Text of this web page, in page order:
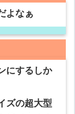
よなぁ
にするしか
ズの超大型